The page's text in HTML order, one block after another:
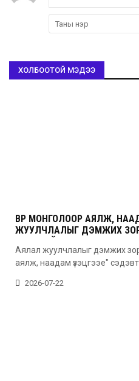
ХОЛБООТОЙ МЭДЭЭ
ӨВӨР МОНГОЛООР АЯЛЖ,
ЖУУЛЧЛАЛЫГ ДЭМЖИХ
Аялал жуулчлалыг дэмжих
аялж, наадам үзэцгээе"
2026-07-22